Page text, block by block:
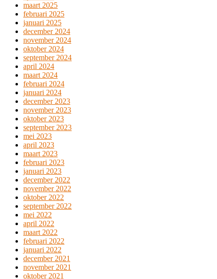
maart 2025
februari 2025
januari 2025
december 2024
november 2024
oktober 2024
september 2024
april 2024
maart 2024
februari 2024
januari 2024
december 2023
november 2023
oktober 2023
september 2023
mei 2023
april 2023
maart 2023
februari 2023
januari 2023
december 2022
november 2022
oktober 2022
september 2022
mei 2022
april 2022
maart 2022
februari 2022
januari 2022
december 2021
november 2021
oktober 2021